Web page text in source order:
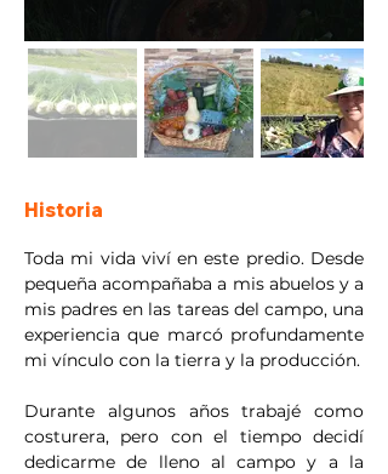
Historia
Toda mi vida viví en este predio. Desde
pequeña acompañaba a mis abuelos y a
mis padres en las tareas del campo, una
experiencia que marcó profundamente
mi vínculo con la tierra y la producción.
Durante algunos años trabajé como
costurera, pero con el tiempo decidí
dedicarme de lleno al campo y a la